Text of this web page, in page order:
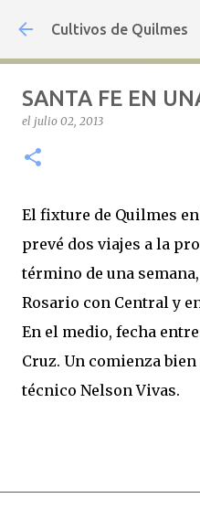
Ir al
Cultivos de Quilmes
SANTA FE EN
el julio 02, 2013
El fixture de Quilmes
prevé dos viajes a la
término de una
Rosario con Central y
En el medio, fecha
Cruz. Un comienza
técnico Nelson Vivas.